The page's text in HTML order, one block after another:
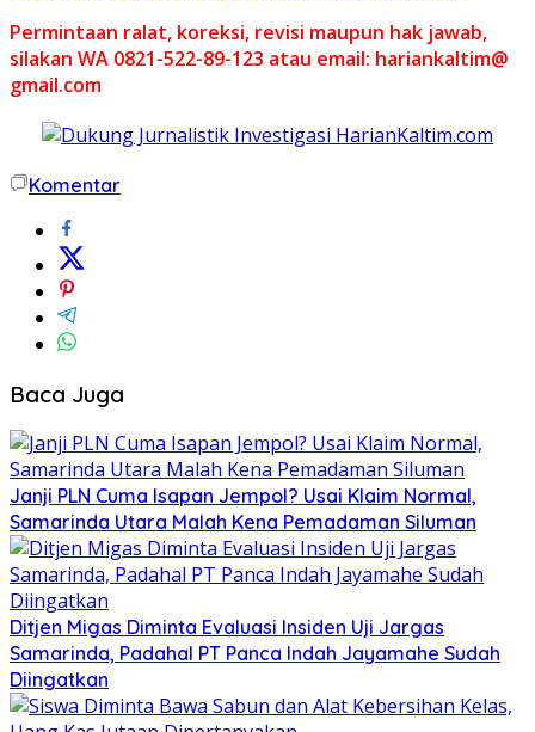
Permintaan ralat, koreksi, revisi maupun hak jawab,
silakan WA 0821-522-89-123 atau email: hariankaltim@
gmail.com
Komentar
Baca Juga
Janji PLN Cuma Isapan Jempol? Usai Klaim Normal,
Samarinda Utara Malah Kena Pemadaman Siluman
Ditjen Migas Diminta Evaluasi Insiden Uji Jargas
Samarinda, Padahal PT Panca Indah Jayamahe Sudah
Diingatkan